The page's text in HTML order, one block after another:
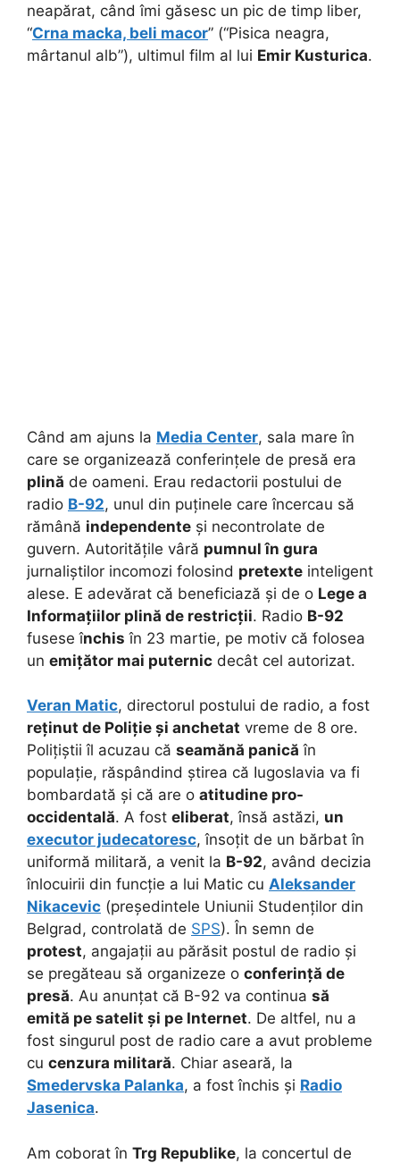
neapărat, când îmi găsesc un pic de timp liber,
“Crna macka, beli macor” (“Pisica neagra,
mârtanul alb”), ultimul film al lui Emir Kusturica.
Când am ajuns la Media Center, sala mare în
care se organizează conferințele de presă era
plină de oameni. Erau redactorii postului de
radio B-92, unul din puținele care încercau să
rămână independente și necontrolate de
guvern. Autoritățile vâră pumnul în gura
jurnaliștilor incomozi folosind pretexte inteligent
alese. E adevărat că beneficiază și de o Lege a
Informațiilor plină de restricții. Radio B-92
fusese închis în 23 martie, pe motiv că folosea
un emițător mai puternic decât cel autorizat.
Veran Matic, directorul postului de radio, a fost
reținut de Poliție și anchetat vreme de 8 ore.
Polițiștii îl acuzau că seamănă panică în
populație, răspândind știrea că Iugoslavia va fi
bombardată și că are o atitudine pro-
occidentală. A fost eliberat, însă astăzi, un
executor judecatoresc, însoțit de un bărbat în
uniformă militară, a venit la B-92, având decizia
înlocuirii din funcție a lui Matic cu Aleksander
Nikacevic (președintele Uniunii Studenților din
Belgrad, controlată de SPS). În semn de
protest, angajații au părăsit postul de radio și
se pregăteau să organizeze o conferință de
presă. Au anunțat că B-92 va continua să
emită pe satelit și pe Internet. De altfel, nu a
fost singurul post de radio care a avut probleme
cu cenzura militară. Chiar aseară, la
Smedervska Palanka, a fost închis și Radio
Jasenica.
Am coborat în Trg Republike, la concertul de